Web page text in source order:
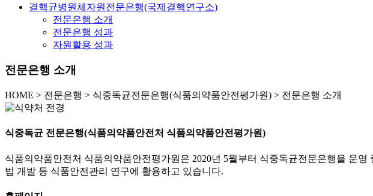
결핵균병원체자원전문은행(국제결핵연구소)
전문은행 소개
전문은행 성과
자원활용 성과
전문은행 소개
HOME > 전문은행 > 식중독균전문은행(식품의약품안전평가원) > 전문은행 소개
식중독균 전문은행(식품의약품안전처 식품의약품안전평가원)
식품의약품안전처 식품의약품안전평가원은 2020년 5월부터 식중독균전문은행을 운
법 개발 등 식품안전관리 연구에 활용하고 있습니다.